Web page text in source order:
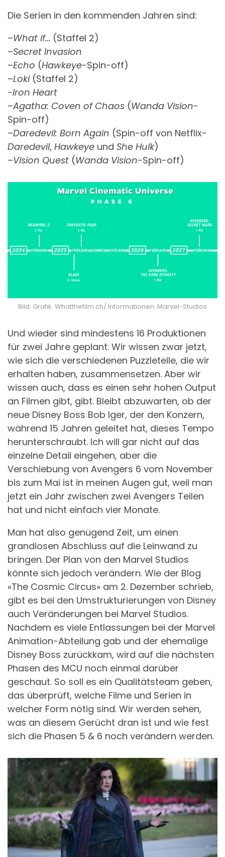
Die Serien in den kommenden Jahren sind:
–What if… (Staffel 2)
–Secret Invasion
–Echo (Hawkeye-Spin-off)
–Loki (Staffel 2)
-Iron Heart
–Agatha: Coven of Chaos (Wanda Vision-
Spin-off)
–Daredevil: Born Again (Spin-off von Netflix-
Daredevil, Hawkeye und She Hulk)
–Vision Quest (Wanda Vision-Spin-off)
Bild: Grafik: Whatthefilm.ch/ Informationen: Marvel-Studios
Und wieder sind mindestens 16 Produktionen
für zwei Jahre geplant. Wir wissen zwar jetzt,
wie sich die verschiedenen Puzzleteile, die wir
erhalten haben, zusammensetzen. Aber wir
wissen auch, dass es einen sehr hohen Output
an Filmen gibt, gibt. Bleibt abzuwarten, ob der
neue Disney Boss Bob Iger, der den Konzern,
während 15 Jahren geleitet hat, dieses Tempo
herunterschraubt. Ich will gar nicht auf das
einzelne Detail eingehen, aber die
Verschiebung von Avengers 6 vom November
bis zum Mai ist in meinen Augen gut, weil man
jetzt ein Jahr zwischen zwei Avengers Teilen
hat und nicht einfach vier Monate.
Man hat also genügend Zeit, um einen
grandiosen Abschluss auf die Leinwand zu
bringen. Der Plan von den Marvel Studios
könnte sich jedoch verändern. Wie der Blog
«The Cosmic Circus» am 2. Dezember schrieb,
gibt es bei den Umstrukturierungen von Disney
auch Veränderungen bei Marvel Studios.
Nachdem es viele Entlassungen bei der Marvel
Animation-Abteilung gab und der ehemalige
Disney Boss zurückkam, wird auf die nächsten
Phasen des MCU noch einmal darüber
geschaut. So soll es ein Qualitätsteam geben,
das überprüft, welche Filme und Serien in
welcher Form nötig sind. Wir werden sehen,
was an diesem Gerücht dran ist und wie fest
sich die Phasen 5 & 6 noch verändern werden.